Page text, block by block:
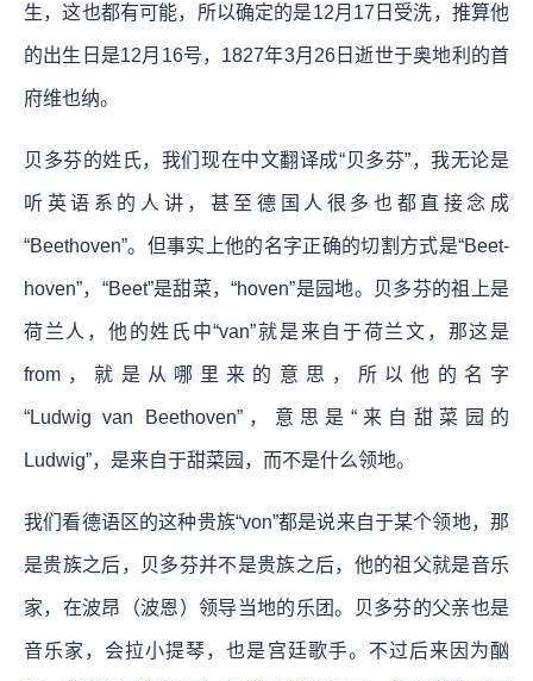
生，这也都有可能，所以确定的是12月17日受洗，推算他
的出生日是12月16号，1827年3月26日逝世于奥地利的首
府维也纳。
贝多芬的姓氏，我们现在中文翻译成“贝多芬”，我无论是
听英语系的人讲，甚至德国人很多也都直接念成
“Beethoven”。但事实上他的名字正确的切割方式是“Beet-
hoven”，“Beet”是甜菜，“hoven”是园地。贝多芬的祖上是
荷兰人，他的姓氏中“van”就是来自于荷兰文，那这是
from，就是从哪里来的意思，所以他的名字
“Ludwig van Beethoven”，意思是“来自甜菜园的
Ludwig”，是来自于甜菜园，而不是什么领地。
我们看德语区的这种贵族“von”都是说来自于某个领地，那
是贵族之后，贝多芬并不是贵族之后，他的祖父就是音乐
家，在波昂（波恩）领导当地的乐团。贝多芬的父亲也是
音乐家，会拉小提琴，也是宫廷歌手。不过后来因为酗